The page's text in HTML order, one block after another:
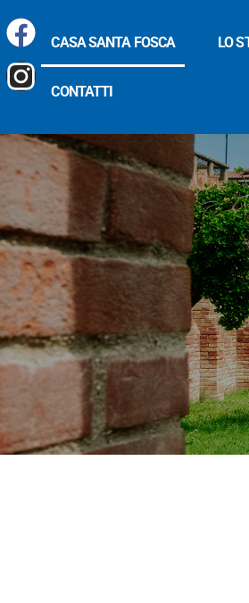
CASA SANTA FOSCA LO
CONTATTI